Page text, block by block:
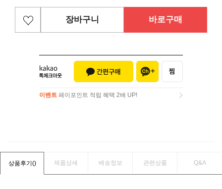
장바구니 바로구매
이벤트 페이포인트 적립 혜택 2배 UP!
상품후기() 제품상세 배송정보 관련상품 Q&A